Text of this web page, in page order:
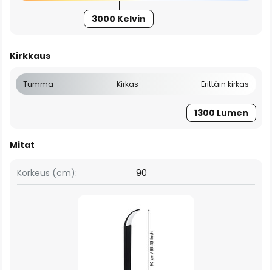
3000 Kelvin
Kirkkaus
Tumma Kirkas Erittäin kirkas
1300 Lumen
Mitat
Korkeus (cm): 90